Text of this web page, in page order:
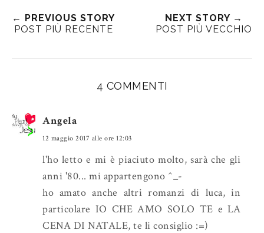
e
e
a
r
b
k
a
r
l
l
u
← PREVIOUS STORY
POST PIÙ RECENTE
NEXT STORY →
POST PIÙ VECCHIO
4 COMMENTI
Angela
12 maggio 2017 alle ore 12:03
l'ho letto e mi è piaciuto molto, sarà che gli
anni '80... mi appartengono ^_-
ho amato anche altri romanzi di luca, in
particolare IO CHE AMO SOLO TE e LA
CENA DI NATALE, te li consiglio :=)